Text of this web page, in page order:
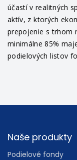
účastí v realitných
aktív, z ktorých
prepojenie s trhom
minimálne 85%
podielových listov
Footer
Naše produkty
Podielové fondy